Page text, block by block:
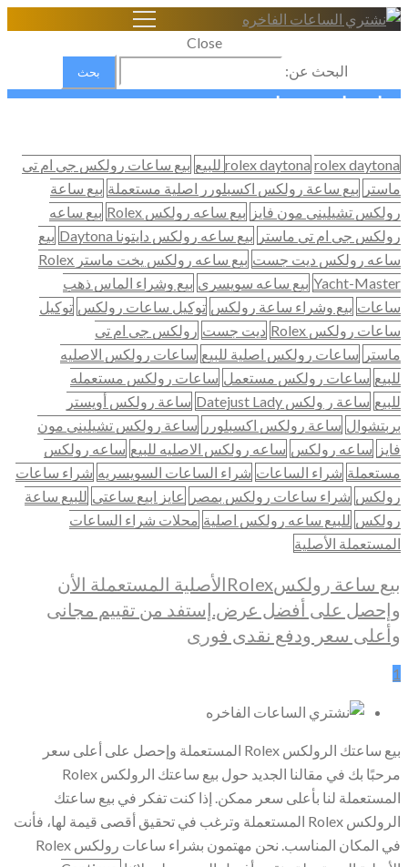
Close
البحث عن:
عايز ابيع ساعتي
Home
شراء الساعات السويسرية الاصلية
اوديمار بيغيه
عايز ابيع ساعتي
rolex daytona rolex daytona للبيع
بيع ساعات رولكس جي ام تي
ماستر بيع ساعة رولكس اكسبلورر اصلية مستعملة بيع ساعة
رولكس تشيليني مون فايز بيع ساعه رولكس Rolex
بيع ساعه
رولكس جي ام تي ماستر بيع ساعه رولكس دايتونا Daytona
بيع
ساعه رولكس ديت جست
بيع ساعه رولكس يخت ماستر Rolex
Yacht-Master بيع ساعه سويسري بيع وشراء الماس ذهب
ساعات بيع وشراء ساعة رولكس توكيل ساعات رولكس توكيل
ساعات رولكس Rolex
ديت جست رولكس جي ام تي
ماستر ساعات رولكس اصلية للبيع ساعات رولكس الاصليه
للبيع ساعات رولكس مستعمل ساعات رولكس مستعمله
للبيع ساعة ر ولكس Datejust Lady
ساعة رولكس أويستر
بربتشوال ساعة رولكس اكسبلورر ساعة رولكس تشيليني مون
فايز ساعه رولكس ساعه رولكس الاصليه للبيع ساعه رولكس
مستعملة شراء الساعات شراء الساعات السويسريه شراء ساعات
رولكس شراء ساعات رولكس بمصر عايز ابيع ساعتي للبيع ساعة
رولكس للبيع ساعه رولكس اصلية محلات شراء الساعات
المستعملة الأصلية
بيع ساعة رولكسRolexالأصلية المستعملة الأن
وإحصل على أفضل عرض.إستفد من تقييم مجانى
وأعلى سعر ودفع نقدى فورى
1
بيع ساعتك الرولكس Rolex المستعملة وإحصل على أعلى سعر
مرحبًا بك في مقالنا الجديد حول بيع ساعتك الرولكس Rolex
المستعملة لنا بأعلى سعر ممكن. إذا كنت تفكر في بيع ساعتك
الرولكس Rolex المستعملة وترغب في تحقيق أقصى قيمة لها، فأنت
في المكان المناسب. نحن مهتمون بشراء ساعات رولكس Rolex